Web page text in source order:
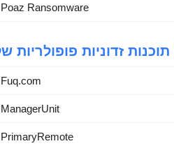
Poaz Ransomware
Fuq.com
ManagerUnit
PrimaryRemote